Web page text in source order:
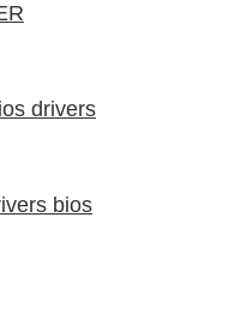
drivers
bios